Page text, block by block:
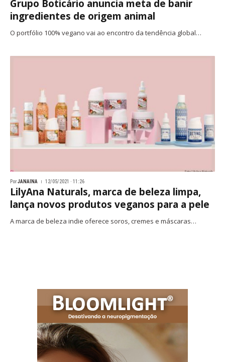
Grupo Boticário anuncia meta de banir
ingredientes de origem animal
O portfólio 100% vegano vai ao encontro da tendência global…
PorJANAINA 12/05/2021 · 11:26
LilyAna Naturals, marca de beleza limpa,
lança novos produtos veganos para a pele
A marca de beleza indie oferece soros, cremes e máscaras…